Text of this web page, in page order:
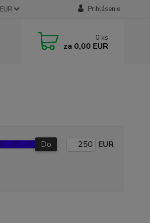
EUR Prihlásenie
0 ks
za 0,00 EUR
Do EUR